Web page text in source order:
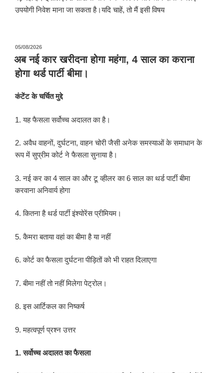
उपयोगी निवेश माना जा सकता है।यदि चाहें, तो मैं इसी विषय
05/08/2026पर
प्रकाशित
किया
गया
अब नई कार खरीदना होगा महंगा, 4 साल का कराना
होगा थर्ड पार्टी बीमा।
कंटेंट के चर्चित मुद्दे
1. यह फैसला सर्वोच्च अदालत का है।
2. अवैध वाहनों, दुर्घटना, वाहन चोरी जैसी अनेक समस्याओं के समाधान के
रूप में सुप्रीम कोर्ट ने फैसला सुनाया है।
3. नई कर का 4 साल का और टू व्हीलर का 6 साल का थर्ड पार्टी बीमा
करवाना अनिवार्य होगा
4. कितना है थर्ड पार्टी इंश्योरेंस प्रीमियम।
5. कैमरा बताया वहां का बीमा है या नहीं
6. कोर्ट का फैसला दुर्घटना पीड़ितों को भी राहत दिलाएगा
7. बीमा नहीं तो नहीं मिलेगा पेट्रोल।
8. इस आर्टिकल का निष्कर्ष
9. महत्वपूर्ण प्रश्न उत्तर
1. सर्वोच्च अदालत का फैसला